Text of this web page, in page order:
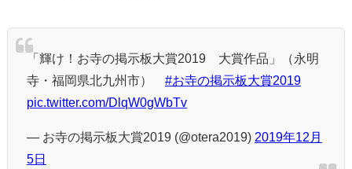
「輝け！お寺の掲示板大賞2019 大賞作品」（永明
寺・福岡県北九州市） #お寺の掲示板大賞2019
pic.twitter.com/DlqW0gWbTv
— お寺の掲示板大賞2019 (@otera2019) 2019年12月
5日